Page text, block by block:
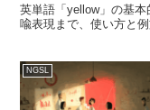
英単語「yellow」の基
喩表現まで、使い方と
NGSL